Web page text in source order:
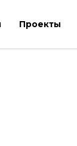
Проекты